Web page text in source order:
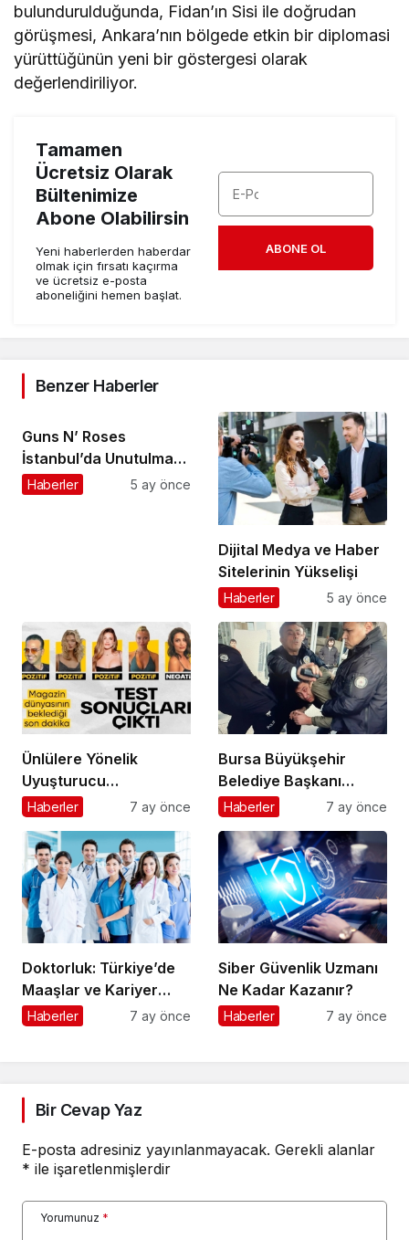
bulundurulduğunda, Fidan’ın Sisi ile doğrudan
görüşmesi, Ankara’nın bölgede etkin bir diplomasi
yürüttüğünün yeni bir göstergesi olarak
değerlendiriliyor.
Tamamen
Ücretsiz Olarak
Bültenimize
Abone Olabilirsin
Yeni haberlerden haberdar
olmak için fırsatı kaçırma
ve ücretsiz e-posta
aboneliğini hemen başlat.
ABONE OL
Benzer Haberler
Guns N’ Roses
İstanbul’da Unutulmaz
Bir Geceyle Tarihe
Haberler 5 ay önce
Dijital Medya ve Haber
Sitelerinin Yükselişi
Haberler 5 ay önce
Ünlülere Yönelik
Uyuşturucu
Soruşturmasında Kritik
Açıklandı
Haberler 7 ay önce
Bursa Büyükşehir
Belediye Başkanı
Mustafa Bozbey’e
Şüphelinin Kimliği
Ortaya Çıktı
Haberler 7 ay önce
Doktorluk: Türkiye’de
Maaşlar ve Kariyer
Rehberi
Haberler 7 ay önce
Siber Güvenlik Uzmanı
Ne Kadar Kazanır?
Haberler 7 ay önce
Bir Cevap Yaz
E-posta adresiniz yayınlanmayacak. Gerekli alanlar
* ile işaretlenmişlerdir
Yorumunuz *